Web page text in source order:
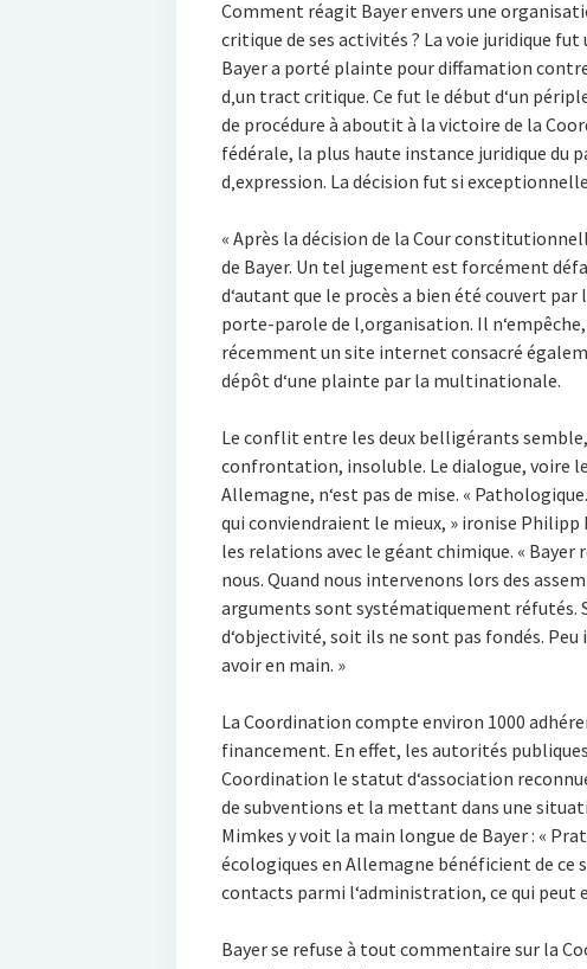
Comment réagit Bayer envers une
critique de ses activités ? La voie juridique fut
Bayer a porté plainte pour diffamation
d‚un tract critique. Ce fut le début d‘un
de procédure à aboutit à la victoire de la
fédérale, la plus haute instance juridique du
d‚expression. La décision fut si
« Après la décision de la Cour
de Bayer. Un tel jugement est forcément
d‘autant que le procès a bien été couvert
porte-parole de l‚organisation. Il
récemment un site internet consacré
dépôt d‘une plainte par la multinationale.
Le conflit entre les deux belligérants
confrontation, insoluble. Le dialogue, voire
Allemagne, n‘est pas de mise. «
qui conviendraient le mieux, » ironise
les relations avec le géant chimique. « Bayer
nous. Quand nous intervenons lors des
arguments sont systématiquement réfutés.
d‘objectivité, soit ils ne sont pas fondés.
avoir en main. »
La Coordination compte environ 1000
financement. En effet, les autorités
Coordination le statut d‘association
de subventions et la mettant dans une
Mimkes y voit la main longue de Bayer : «
écologiques en Allemagne bénéficient de ce
contacts parmi l‘administration, ce qui peut
Bayer se refuse à tout commentaire sur la